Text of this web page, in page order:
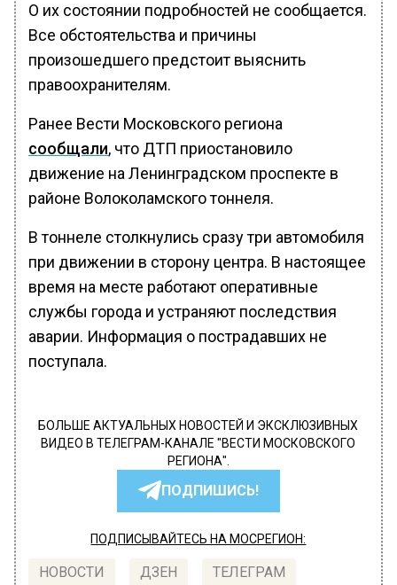
О их состоянии подробностей не сообщается.
Все обстоятельства и причины
произошедшего предстоит выяснить
правоохранителям.
Ранее Вести Московского региона
сообщали, что ДТП приостановило
движение на Ленинградском проспекте в
районе Волоколамского тоннеля.
В тоннеле столкнулись сразу три автомобиля
при движении в сторону центра. В настоящее
время на месте работают оперативные
службы города и устраняют последствия
аварии. Информация о пострадавших не
поступала.
БОЛЬШЕ АКТУАЛЬНЫХ НОВОСТЕЙ И ЭКСКЛЮЗИВНЫХ
ВИДЕО В ТЕЛЕГРАМ-КАНАЛЕ "ВЕСТИ МОСКОВСКОГО
РЕГИОНА".
ПОДПИШИСЬ!
ПОДПИСЫВАЙТЕСЬ НА МОСРЕГИОН:
НОВОСТИ ДЗЕН ТЕЛЕГРАМ